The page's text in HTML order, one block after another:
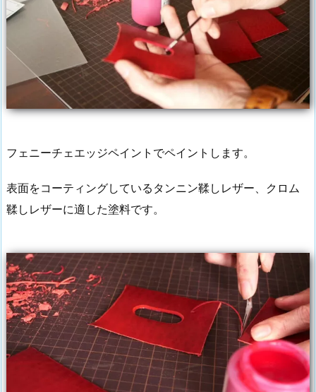
フェニーチェエッジペイントでペイントします。
表面をコーティングしているタンニン鞣しレザー、クロム
鞣しレザーに適した塗料です。